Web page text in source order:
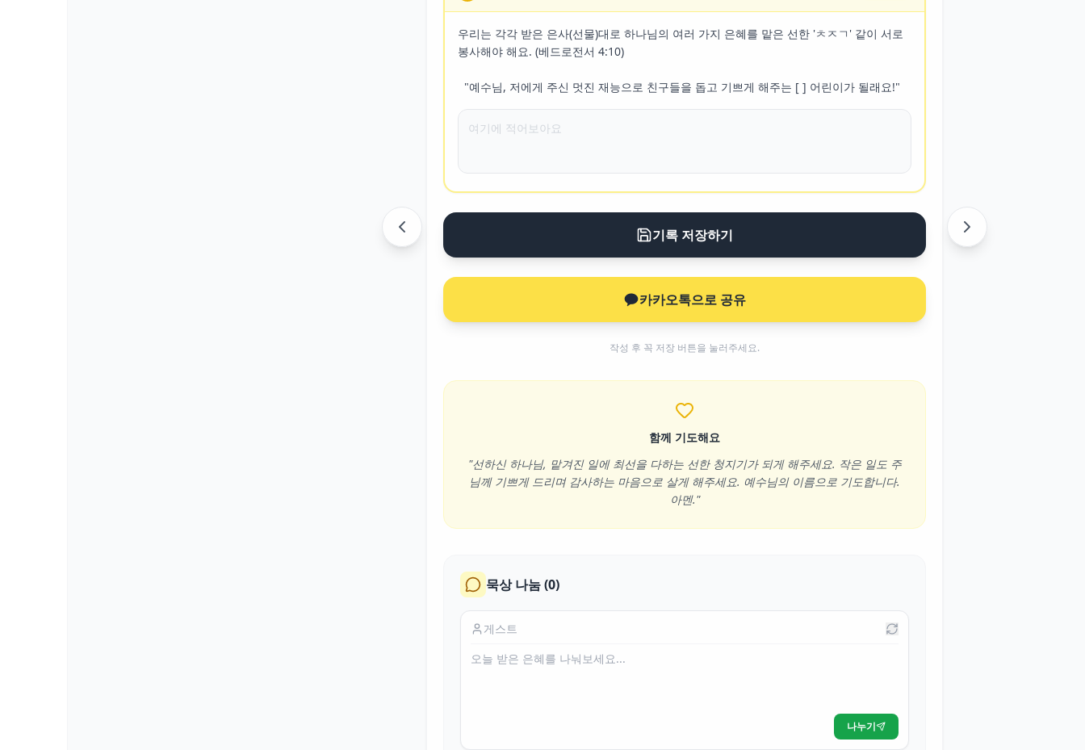
우리는 각각 받은 은사(선물)대로 하나님의 여러 가지 은혜를 맡은 선한 'ㅊㅈㄱ' 같이 서로
봉사해야 해요. (베드로전서 4:10)
  "예수님, 저에게 주신 멋진 재능으로 친구들을 돕고 기쁘게 해주는 [ ] 어린이가 될래요!"
기록 저장하기
카카오톡으로 공유
작성 후 꼭 저장 버튼을 눌러주세요.
함께 기도해요
"선하신 하나님, 맡겨진 일에 최선을 다하는 선한 청지기가 되게 해주세요. 작은 일도 주
님께 기쁘게 드리며 감사하는 마음으로 살게 해주세요. 예수님의 이름으로 기도합니다.
아멘."
묵상 나눔 (0)
나누기